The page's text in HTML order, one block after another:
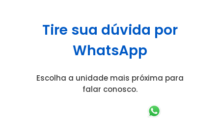
Tire sua dúvida por
WhatsApp
Escolha a unidade mais próxima para
falar conosco.